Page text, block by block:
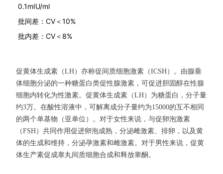
0.1mIU/ml
批间差：CV＜10%
批内差：CV＜8%
促黄体生成素（LH）亦称促间质细胞激素（ICSH）。由腺垂
体细胞分泌的一种糖蛋白类促性腺激素，可促进胆固醇在性腺
细胞内转化为性激素。促黄体生成素（LH）为糖蛋白，分子量
约3万。在酸性溶液中，可解离成分子量约为15000的互不相同
的两个单基物（亚单位）。对于女性来说，与促卵泡激素
（FSH）共同作用促进卵泡成熟，分泌雌激素、排卵，以及黄
体的生成和维持，分泌孕激素和雌激素。对于男性来说，促黄
体生产素促成睾丸间质细胞合成和释放睾酮。